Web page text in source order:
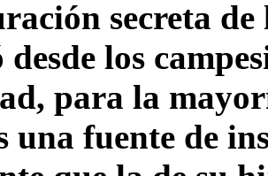
secreta
desde los
para la
una fuente de